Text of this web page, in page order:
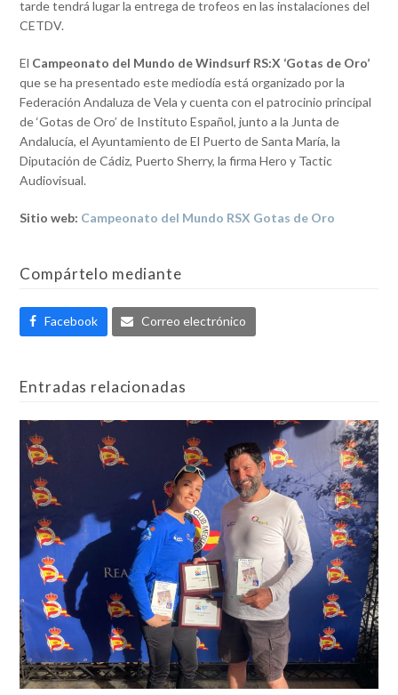
tarde tendrá lugar la entrega de trofeos en las instalaciones del
CETDV.
El Campeonato del Mundo de Windsurf RS:X ‘Gotas de Oro’
que se ha presentado este mediodía está organizado por la
Federación Andaluza de Vela y cuenta con el patrocinio principal
de ‘Gotas de Oro’ de Instituto Español, junto a la Junta de
Andalucía, el Ayuntamiento de El Puerto de Santa María, la
Diputación de Cádiz, Puerto Sherry, la firma Hero y Tactic
Audiovisual.
Sitio web: Campeonato del Mundo RSX Gotas de Oro
Compártelo mediante
Facebook Correo electrónico
Entradas relacionadas